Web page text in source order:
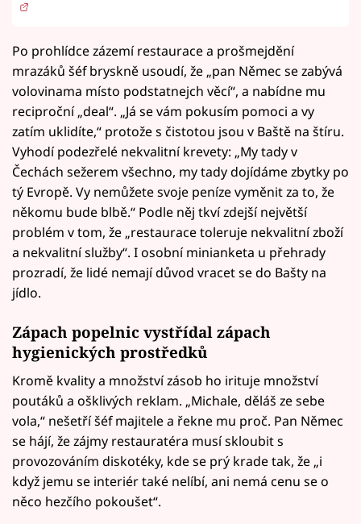
Po prohlídce zázemí restaurace a prošmejdění
mrazáků šéf bryskně usoudí, že „pan Němec se zabývá
volovinama místo podstatnejch věcí“, a nabídne mu
reciproční „deal“. „Já se vám pokusím pomoci a vy
zatím uklidíte,“ protože s čistotou jsou v Baště na štíru.
Vyhodí podezřelé nekvalitní krevety: „My tady v
Čechách sežerem všechno, my tady dojídáme zbytky po
tý Evropě. Vy nemůžete svoje peníze vyměnit za to, že
někomu bude blbě.“ Podle něj tkví zdejší největší
problém v tom, že „restaurace toleruje nekvalitní zboží
a nekvalitní služby“. I osobní minianketa u přehrady
prozradí, že lidé nemají důvod vracet se do Bašty na
jídlo.
Zápach popelnic vystřídal zápach
hygienických prostředků
Kromě kvality a množství zásob ho irituje množství
poutáků a ošklivých reklam. „Michale, děláš ze sebe
vola,“ nešetří šéf majitele a řekne mu proč. Pan Němec
se hájí, že zájmy restauratéra musí skloubit s
provozováním diskotéky, kde se prý krade tak, že „i
když jemu se interiér také nelíbí, ani nemá cenu se o
něco hezčího pokoušet“.